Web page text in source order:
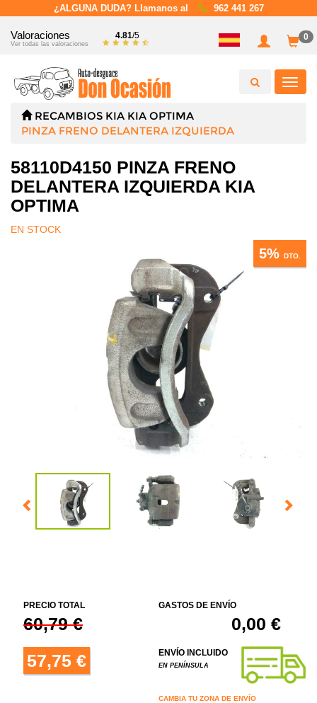
¿ALGUNA DUDA? Llamanos al 962 441 267
Valoraciones
Ver todas las valoraciones
4.81/5 0
RECAMBIOS KIA KIA OPTIMA
PINZA FRENO DELANTERA IZQUIERDA
58110D4150 PINZA FRENO
DELANTERA IZQUIERDA KIA
OPTIMA
EN STOCK
5% DTO.
PRECIO TOTAL
60,79 €
57,75 €
GASTOS DE ENVÍO
0,00 €
ENVÍO INCLUIDO
EN PENÍNSULA
CAMBIA TU ZONA DE ENVÍO